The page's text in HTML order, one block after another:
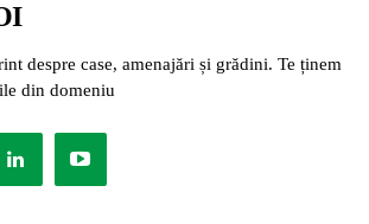
despre case, amenajări și grădini. Te ținem
din domeniu